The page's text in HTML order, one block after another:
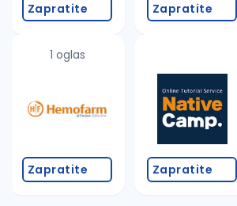
Zapratite
1 oglas
Zapratite
Zapratite
Zapratite